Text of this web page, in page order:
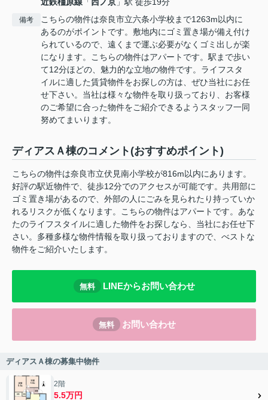
備考
こちらの物件は奈良市立六条小学校まで1263m以内に
あるのがポイントです。敷地内にゴミ置き場が備え付け
られているので、遠くまで運ぶ必要がなくゴミ出しが楽
になります。こちらの物件はアパートです。駅まで歩い
て12分ほどの、魅力的な立地の物件です。ライフスタ
イルに適した賃貸物件をお探しの方は、ぜひ当社にお任
せ下さい。当社は様々な物件を取り扱っており、お客様
のご希望に合った物件をご紹介できるようスタッフ一同
努めてまいります。
ディアスＡ棟のコメント(おすすめポイント)
こちらの物件は奈良市立伏見南小学校が816m以内にあります。
好評の駅近物件で、徒歩12分でのアクセスが可能です。共用部に
ゴミ置き場があるので、外部の人にごみを見られたり持っていか
れるリスクが低くなります。こちらの物件はアパートです。あな
たのライフスタイルに適した物件をお探しなら、当社にお任せ下
さい。多種多様な物件情報を取り扱っておりますので、べストな
物件をご紹介いたします。
無料 LINEからお問い合わせ
無料 お問い合わせ
ディアスＡ棟の募集中物件
2階
5.5万円